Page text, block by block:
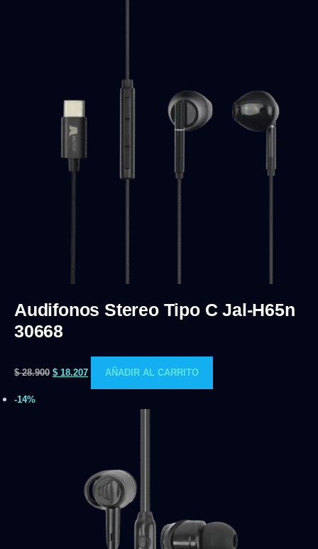
Audifonos Stereo Tipo C Jal-H65n
30668
$28.900 $ 18.207 AÑADIR AL CARRITO
-14%